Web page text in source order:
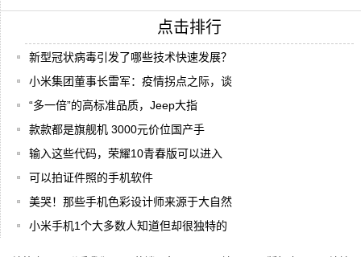
点击排行
新型冠状病毒引发了哪些技术快速发展？
小米集团董事长雷军：疫情拐点之际，谈
“多一倍”的高标准品质，Jeep大指
款款都是旗舰机 3000元价位国产手
输入这些代码，荣耀10青春版可以进入
可以拍证件照的手机软件
美哭！那些手机色彩设计师来源于大自然
小米手机1个大多数人知道但却很独特的